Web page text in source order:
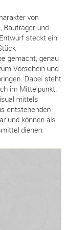
von
Bau­träger und
steckt ein
gemacht, genau
Vorschein und
Dabei steht
im Mittelpunkt.
mittels
entstehenden
und können als
dienen.